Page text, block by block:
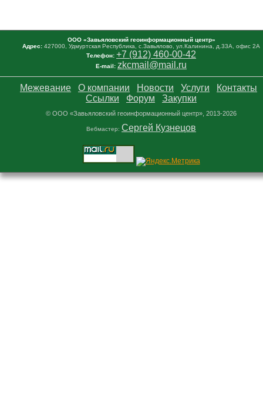
ООО «Завьяловский геоинформационный центр»
Адрес: 427000, Удмуртская Республика, с.Завьялово, ул.Калинина, д.33А, офис 2А
Телефон: +7 (912) 460-00-42
E-mail: zkcmail@mail.ru
Межевание О компании Новости Услуги
Контакты
Ссылки
Форум Закупки
© ООО «Завьяловский геоинформационный центр», 2013-2026
Вебмастер: Сергей Кузнецов